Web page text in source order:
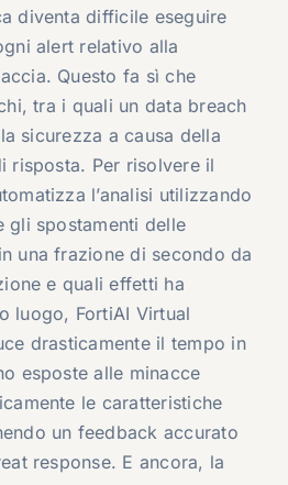
diventa difficile eseguire
alert relativo alla
Questo fa sì che
tra i quali un data breach
sicurezza a causa della
risposta. Per risolvere il
l’analisi utilizzando
gli spostamenti delle
una frazione di secondo da
e quali effetti ha
luogo, FortiAI Virtual
drasticamente il tempo in
esposte alle minacce
le caratteristiche
un feedback accurato
response. E ancora, la